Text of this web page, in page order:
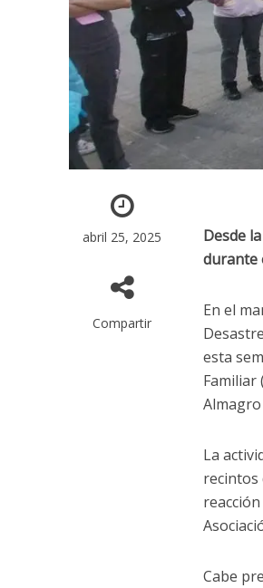
abril 25, 2025
Compartir
Desde
durante
En el
esta
Familiar
Almagro
La
recintos
Cabe